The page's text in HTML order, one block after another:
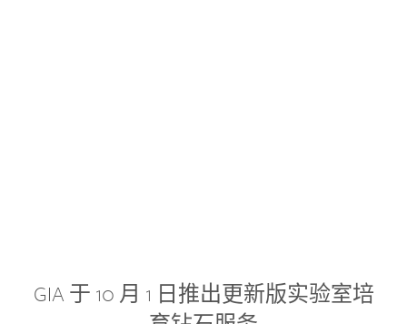
GIA 于 10 月 1 日推出更新版实验室培